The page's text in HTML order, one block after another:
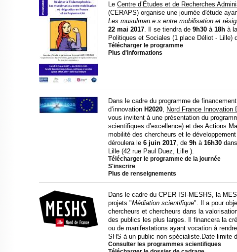
Le Centre d’Études et de Recherches
(CERAPS) organise une journée d'étude
Les musulman.e.s entre mobilisation et
22 mai 2017. Il se tiendra de 9h30 à 18h à
Politiques et Sociales (1 place Déliot - Lille)
Télécharger le programme
Plus d'informations
Dans le cadre du programme de
d’innovation H2020, Nord France Innovation
vous invitent à une présentation du
scientifiques d’excellence) et des Actions
mobilité des chercheurs et le
déroulera le 6 juin 2017, de 9h à 16h30
Lille (42 rue Paul Duez, Lille ).
Télécharger le programme de la journée
S'inscrire
Plus de renseignements
Dans le cadre du CPER ISI-MESHS, la
projets "Médiation scientifique". Il a pour
chercheurs et chercheurs dans la
des publics les plus larges. Il financera la
ou de manifestations ayant vocation à
SHS à un public non spécialiste.Date limite
Consulter les programmes scientifiques